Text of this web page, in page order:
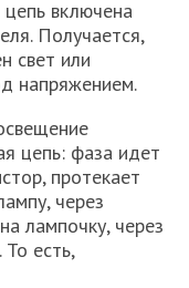
включена
Получается,
свет или
напряжением.
цепь: фаза идет
протекает
через
лампочку, через
есть,